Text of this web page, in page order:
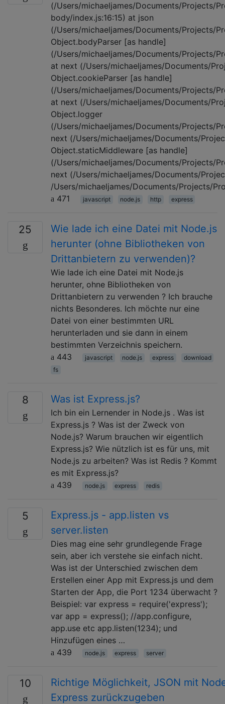
(/Users/michaeljames/Documents/Projects/
body/index.js:16:15) at json
(/Users/michaeljames/Documents/Projects/
Object.bodyParser [as handle]
(/Users/michaeljames/Documents/Projects/
at next (/Users/michaeljames/Documents/
Object.cookieParser [as handle]
(/Users/michaeljames/Documents/Projects/
at next (/Users/michaeljames/Documents/
Object.logger
(/Users/michaeljames/Documents/Projects/
next (/Users/michaeljames/Documents/
Object.staticMiddleware [as handle]
(/Users/michaeljames/Documents/Projects/
next (/Users/michaeljames/Documents/
/Users/michaeljames/Documents/Projects/
471
javascript node.js http express
25
Wie lade ich eine Datei mit Node.js
herunter (ohne Bibliotheken von
Drittanbietern zu verwenden)?
Wie lade ich eine Datei mit Node.js
herunter, ohne Bibliotheken von
Drittanbietern zu verwenden ? Ich brauche
nichts Besonderes. Ich möchte nur eine
Datei von einer bestimmten URL
herunterladen und sie dann in einem
bestimmten Verzeichnis speichern.
443
javascript node.js express
download
fs
8 Was ist Express.js?
Ich bin ein Lernender in Node.js . Was ist
Express.js ? Was ist der Zweck von
Node.js? Warum brauchen wir eigentlich
Express.js? Wie nützlich ist es für uns, mit
Node.js zu arbeiten? Was ist Redis ? Kommt
es mit Express.js?
439
node.js express redis
5
Express.js - app.listen vs
server.listen
Dies mag eine sehr grundlegende Frage
sein, aber ich verstehe sie einfach nicht.
Was ist der Unterschied zwischen dem
Erstellen einer App mit Express.js und dem
Starten der App, die Port 1234 überwacht ?
Beispiel: var express = require('express');
var app = express(); //app.configure,
app.use etc app.listen(1234); und
Hinzufügen eines …
439
node.js express server
10
Richtige Möglichkeit, JSON mit
Express zurückzugeben